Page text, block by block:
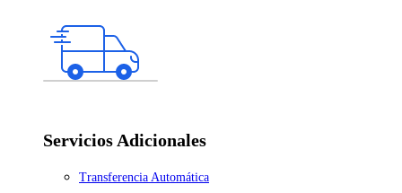
Servicios Adicionales
Transferencia Automática